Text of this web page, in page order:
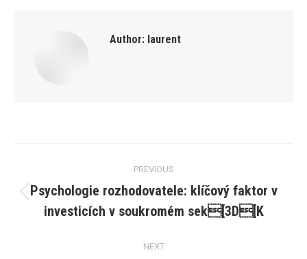
Author: laurent
navigation
PREVIOUS
post:
Psychologie rozhodovatele: klíčový faktor v
investicích v soukromém sek[3D[K
NEXT